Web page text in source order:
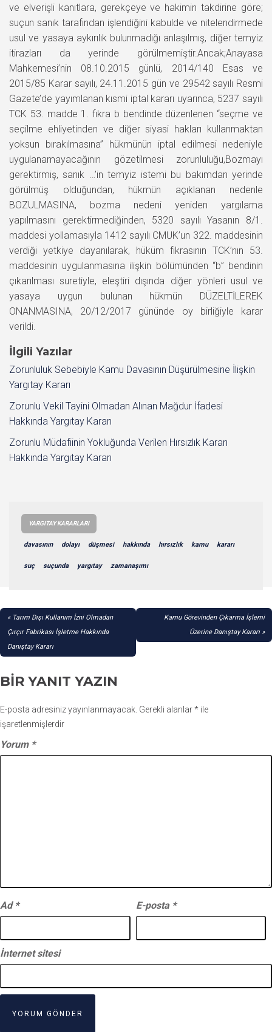
ve elverişli kanıtlara, gerekçeye ve hakimin takdirine göre;
suçun sanık tarafından işlendiğini kabulde ve nitelendirmede
usul ve yasaya aykırılık bulunmadığı anlaşılmış, diğer temyiz
itirazları da yerinde görülmemiştir.Ancak;Anayasa
Mahkemesi’nin 08.10.2015 günlü, 2014/140 Esas ve
2015/85 Karar sayılı, 24.11.2015 gün ve 29542 sayılı Resmi
Gazete’de yayımlanan kısmi iptal kararı uyarınca, 5237 sayılı
TCK 53. madde 1. fıkra b bendinde düzenlenen “seçme ve
seçilme ehliyetinden ve diğer siyasi hakları kullanmaktan
yoksun bırakılmasına” hükmünün iptal edilmesi nedeniyle
uygulanamayacağının gözetilmesi zorunluluğu,Bozmayı
gerektirmiş, sanık …’in temyiz istemi bu bakımdan yerinde
görülmüş olduğundan, hükmün açıklanan nedenle
BOZULMASINA, bozma nedeni yeniden yargılama
yapılmasını gerektirmediğinden, 5320 sayılı Yasanın 8/1.
maddesi yollamasıyla 1412 sayılı CMUK’un 322. maddesinin
verdiği yetkiye dayanılarak, hüküm fıkrasının TCK’nın 53.
maddesinin uygulanmasına ilişkin bölümünden “b” bendinin
çıkarılması suretiyle, eleştiri dışında diğer yönleri usul ve
yasaya uygun bulunan hükmün DÜZELTİLEREK
ONANMASINA, 20/12/2017 gününde oy birliğiyle karar
verildi.
İlgili Yazılar
Zorunluluk Sebebiyle Kamu Davasının Düşürülmesine İlişkin
Yargıtay Kararı
Zorunlu Vekil Tayini Olmadan Alınan Mağdur İfadesi
Hakkında Yargıtay Kararı
Zorunlu Müdafiinin Yokluğunda Verilen Hırsızlık Kararı
Hakkında Yargıtay Kararı
YARGITAY KARARLARI
davasının dolayı düşmesi hakkında hırsızlık kamu kararı
suç suçunda yargıtay zamanaşımı
YAZI
GEZINMESI
Tarım Dışı Kullanım İzni Olmadan
Çırçır Fabrikası İşletme Hakkında
Danıştay Kararı
Kamu Görevinden Çıkarma İşlemi
Üzerine Danıştay Kararı
BIR YANIT YAZIN
E-posta adresiniz yayınlanmayacak. Gerekli alanlar* ile
işaretlenmişlerdir
Yorum *
Ad * E-posta *
İnternet sitesi